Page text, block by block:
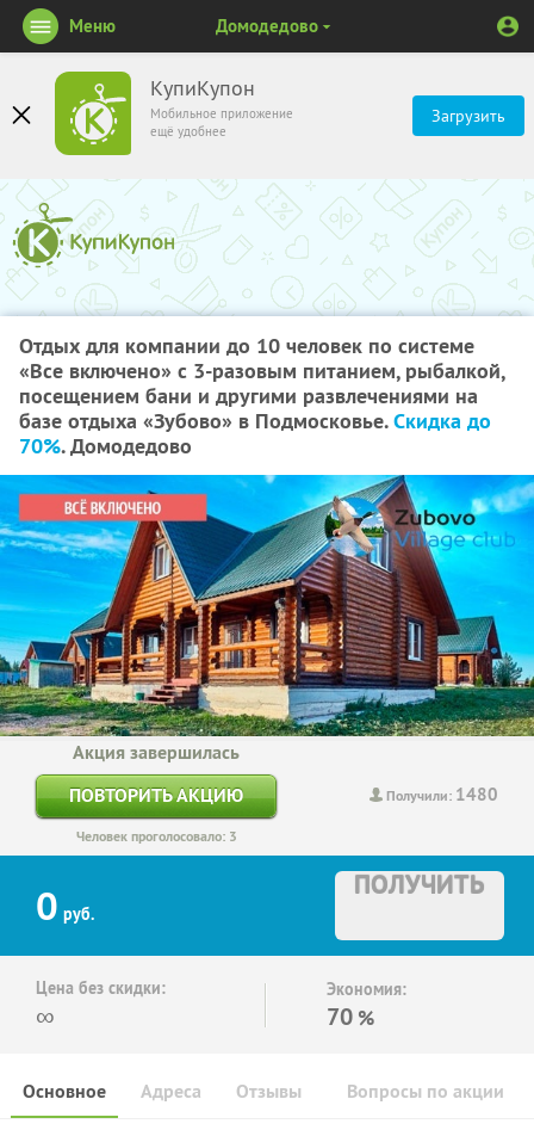
КупиКупон
Мобильное приложение
ещё удобнее
Загрузить
Меню Домодедово
Отдых для компании до 10 человек по системе
«Все включено» с 3-разовым питанием, рыбалкой,
посещением бани и другими развлечениями на
базе отдыха «Зубово» в Подмосковье.Скидка до
70%. Домодедово
Получили: 1480
Акция завершилась
ПОВТОРИТЬ АКЦИЮ
Человек проголосовало: 3
0 руб.
ПОЛУЧИТЬ
Цена без скидки:
∞
Экономия:
70 %
Основное Отзывы Вопросы по акции
Адреса